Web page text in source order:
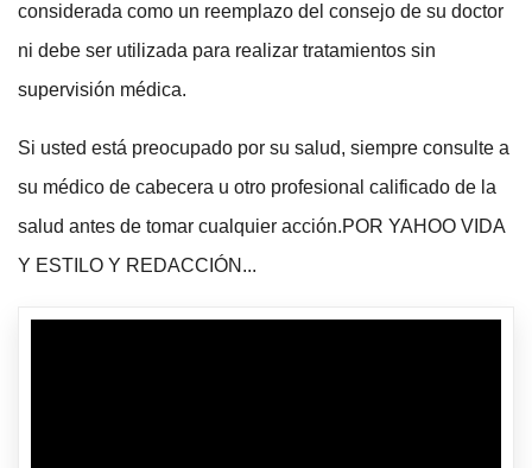
considerada como un reemplazo del consejo de su doctor
ni debe ser utilizada para realizar tratamientos sin
supervisión médica.
Si usted está preocupado por su salud, siempre consulte a
su médico de cabecera u otro profesional calificado de la
salud antes de tomar cualquier acción.POR YAHOO VIDA
Y ESTILO Y REDACCIÓN...